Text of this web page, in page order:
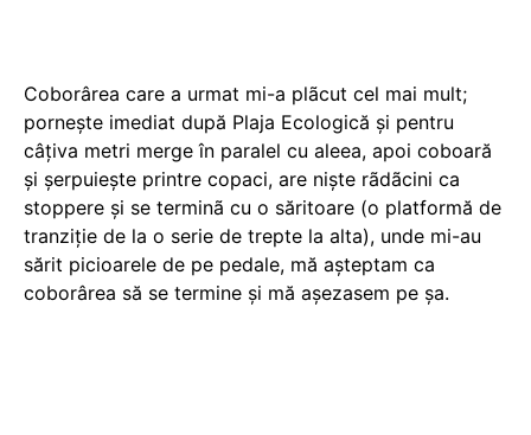
Coborârea care a urmat mi-a plãcut cel mai mult;
porneşte imediat după Plaja Ecologică și pentru
câțiva metri merge în paralel cu aleea, apoi coboară
și șerpuieşte printre copaci, are nişte rãdãcini ca
stoppere şi se terminã cu o săritoare (o platformă de
tranziție de la o serie de trepte la alta), unde mi-au
sărit picioarele de pe pedale, mă așteptam ca
coborârea să se termine și mă așezasem pe șa.